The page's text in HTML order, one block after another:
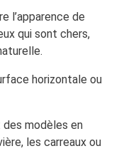
l’apparence de
qui sont chers,
horizontale ou
des modèles en
les carreaux ou